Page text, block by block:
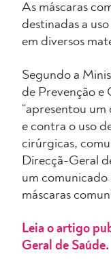
As máscaras
destinadas a
em diversos
Segundo a
de Prevenção e
“apresentou
e contra o uso
cirúrgicas,
Direcçã-Geral
um comunicado
máscaras
Leia o artigo
Geral de Saúde.